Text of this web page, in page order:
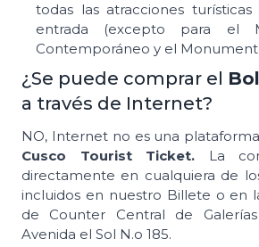
todas las atracciones
entrada (excepto para el
Contemporáneo y el
¿Se puede comprar el
a través de Internet?
NO, Internet no es una plataforma
Cusco Tourist Ticket. La
directamente en cualquiera de
incluidos en nuestro Billete o en
de Counter Central de
Avenida el Sol N.o 185.